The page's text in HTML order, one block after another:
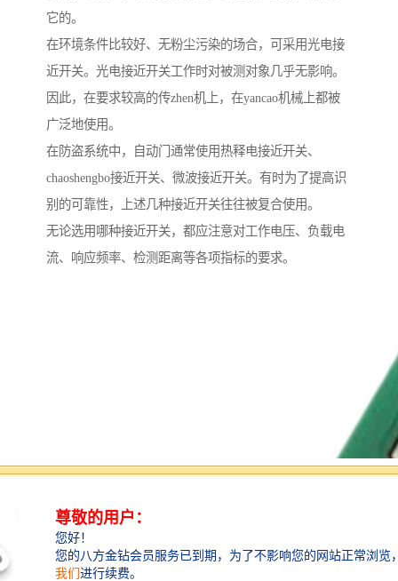
它的。
在环境条件比较好、无粉尘污染的场合，可采用光电接
近开关。光电接近开关工作时对被测对象几乎无影响。
因此，在要求较高的传zhen机上，在yancao机械上都被
广泛地使用。
在防盗系统中，自动门通常使用热释电接近开关、
chaoshengbo接近开关、微波接近开关。有时为了提高识
别的可靠性，上述几种接近开关往往被复合使用。
无论选用哪种接近开关，都应注意对工作电压、负载电
流、响应频率、检测距离等各项指标的要求。